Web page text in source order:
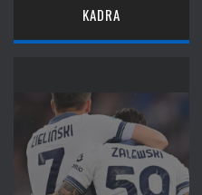
KADRA